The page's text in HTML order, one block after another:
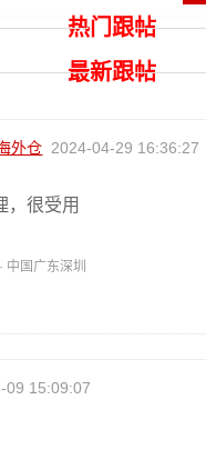
热门跟帖
最新跟帖
外仓 2024-04-29 16:36:27
，很受用
中国广东深圳
09 15:09:07